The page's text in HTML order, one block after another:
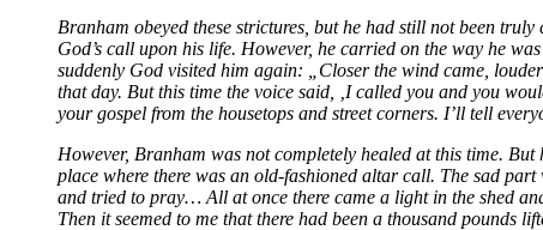
Branham obeyed these strictures, but he had still not been
God’s call upon his life. However, he carried on the way he
suddenly God visited him again: „Closer the wind came,
that day. But this time the voice said, ‚I called you and you
your gospel from the housetops and street corners. I’ll tell
However, Branham was not completely healed at this time.
place where there was an old-fashioned altar call. The sad
and tried to pray… All at once there came a light in the shed
Then it seemed to me that there had been a thousand pounds